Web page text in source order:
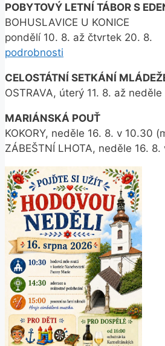
POBYTOVÝ LETNÍ TÁBOR S
BOHUSLAVICE U KONICE
pondělí 10. 8. až čtvrtek 20. 8.
podrobnosti
CELOSTÁTNÍ SETKÁNÍ
OSTRAVA, úterý 11. 8. až neděle
MARIÁNSKÁ POUŤ
KOKORY, neděle 16. 8. v 10.30
ZÁBEŠTNÍ LHOTA, neděle 16. 8.